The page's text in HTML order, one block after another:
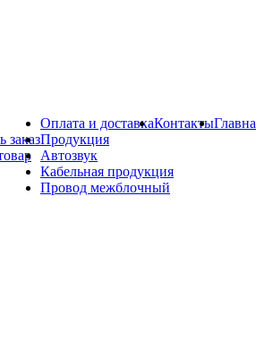
заказ
Оплата и доставкаКонтакты
Продукция
Автозвук
Кабельная продукция
Провод межблочный